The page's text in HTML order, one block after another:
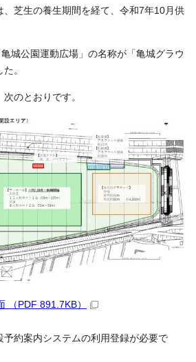
、芝生の養生期間を経て、令和7年10月供
城公園運動広場」の名称が「亀城グラウ
。
のとおりです。
（PDF 891.7KB）
予約案内システムの利用登録が必要で